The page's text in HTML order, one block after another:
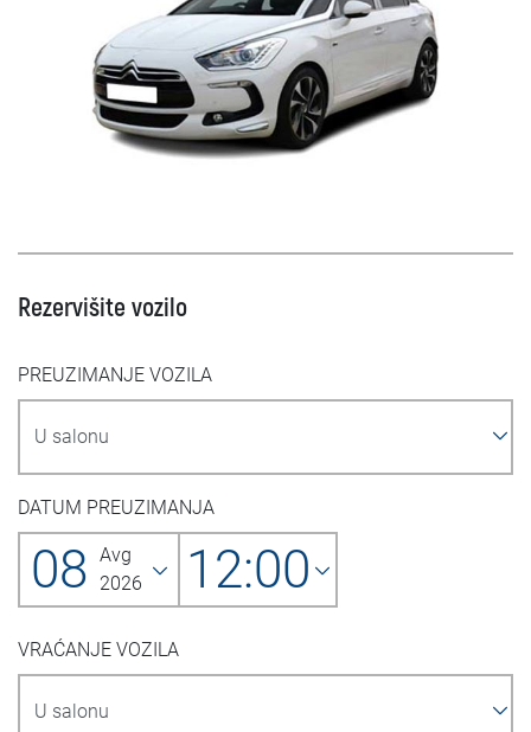
Rezervišite vozilo
PREUZIMANJE VOZILA
DATUM PREUZIMANJA
08 Avg
2026
12:00
VRAĆANJE VOZILA